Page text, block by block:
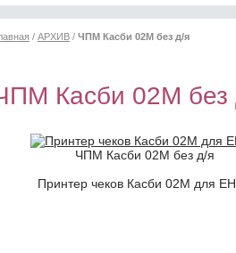
/ АРХИВ / ЧПМ Касби 02М без д/я
Касби 02М без
ЧПМ Касби 02М без д/я
Принтер чеков Касби 02М для